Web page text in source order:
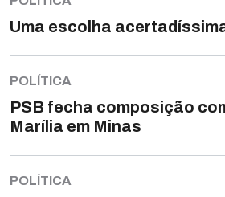
Uma escolha
POLÍTICA
PSB fecha composição
Marília em Minas
POLÍTICA